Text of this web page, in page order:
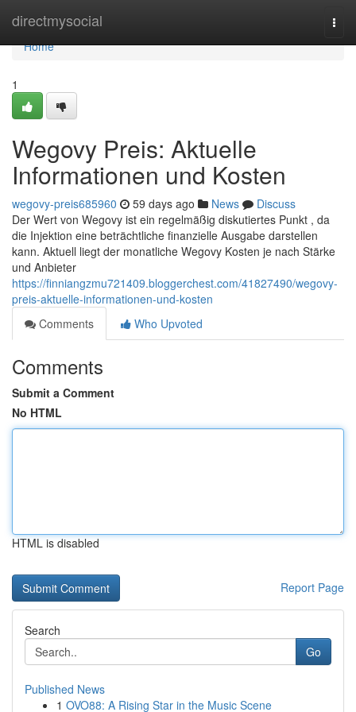
directmysocial
Home
Home
1
Wegovy Preis: Aktuelle
Informationen und Kosten
wegovy-preis685960 59 days ago News
Discuss
Der Wert von Wegovy ist ein regelmäßig diskutiertes Punkt , da
die Injektion eine beträchtliche finanzielle Ausgabe darstellen
kann. Aktuell liegt der monatliche Wegovy Kosten je nach Stärke
und Anbieter
https://finniangzmu721409.bloggerchest.com/41827490/wegovy-
preis-aktuelle-informationen-und-kosten
Comments
Who Upvoted
Comments
Submit a Comment
No HTML
HTML is disabled
Report Page
Search
Go
Published News
1 OVO88: A Rising Star in the Music Scene